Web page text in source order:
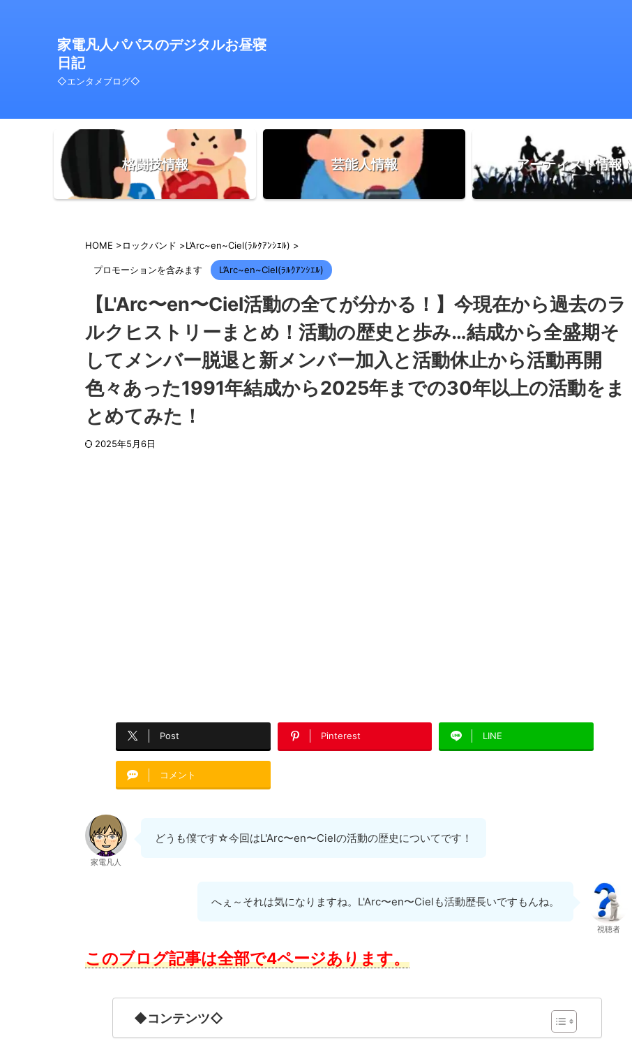
家電凡人パパスのデジタルお昼寝
日記
◇エンタメブログ◇
格闘技情報 芸能人情報 アーティスト情報♪
HOME >ロックバンド >L’Arc~en~Ciel(ﾗﾙｸｱﾝｼｴﾙ) >
プロモーションを含みます L’Arc~en~Ciel(ﾗﾙｸｱﾝｼｴﾙ)
【L'Arc〜en〜Ciel活動の全てが分かる！】今現在から過去のラ
ルクヒストリーまとめ！活動の歴史と歩み…結成から全盛期そ
してメンバー脱退と新メンバー加入と活動休止から活動再開
色々あった1991年結成から2025年までの30年以上の活動をま
とめてみた！
2025年5月6日
Post Pinterest LINE
コメント
家電凡人
どうも僕です☆今回はL'Arc〜en〜Cielの活動の歴史についてです！
へぇ～それは気になりますね。L'Arc〜en〜Cielも活動歴長いですもんね。
視聴者
このブログ記事は全部で4ページあります。
◆コンテンツ◇